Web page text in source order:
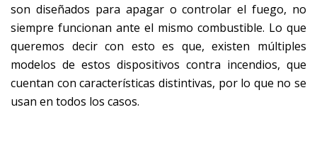
son diseñados para apagar o controlar el fuego, no
siempre funcionan ante el mismo combustible. Lo que
queremos decir con esto es que, existen múltiples
modelos de estos dispositivos contra incendios, que
cuentan con características distintivas, por lo que no se
usan en todos los casos.